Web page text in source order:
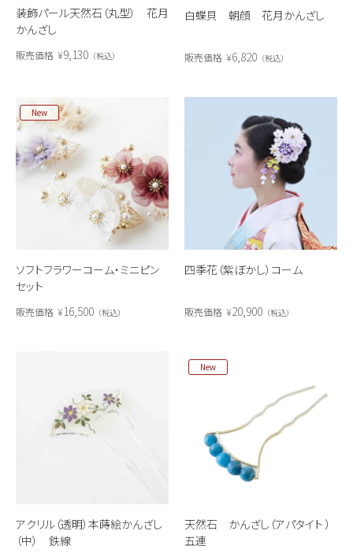
装飾パール天然石（丸型） 花月
かんざし
販売価格 ¥9,130 税込
白蝶貝 朝顔 花月かんざし
販売価格 ¥6,820 税込
ソフトフラワーコーム・ミニピン
セット
New
販売価格 ¥16,500 税込
四季花（紫ぼかし）コーム
販売価格 ¥20,900 税込
アクリル（透明）本蒔絵かんざし
（中） 鉄線
天然石 かんざし（アパタイト ）
五連
New